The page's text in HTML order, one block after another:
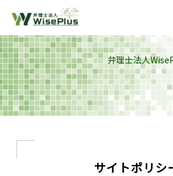
弁理士法人
サイトポリシ